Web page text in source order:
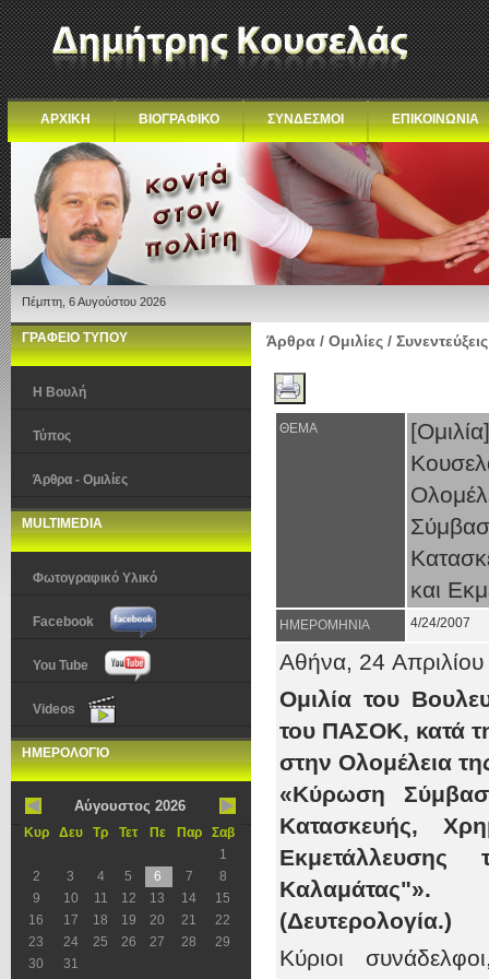
ΑΡΧΙΚΗ ΒΙΟΓΡΑΦΙΚΟ ΣΥΝΔΕΣΜΟΙ ΕΠΙΚΟΙΝΩΝΙΑ
Πέμπτη, 6 Αυγούστου 2026
ΓΡΑΦΕΙΟ ΤΥΠΟΥ
Η Βουλή
Τύπος
Άρθρα - Ομιλίες
MULTIMEDIA
Φωτογραφικό Υλικό
Facebook
You Tube
Videos
ΗΜΕΡΟΛΟΓΙΟ
Αύγουστος 2026
Κυρ Δευ Τρ Τετ Πε Παρ
Σαβ
1
2
3 4 5 6 7
8
9
10 11 12 13 14
15
16
17 18 19 20 21
22
23
24 25 26 27 28
29
30
31
Άρθρα / Ομιλίες / Συνεντεύξεις
ΘΕΜΑ
και
ΗΜΕΡΟΜΗΝΙΑ 4/24/2007
Αθήνα, 24
Ομιλία του
του ΠΑΣΟΚ, κατά
στην Ολομέλεια
«Κύρωση
Κατασκευής,
Εκμετάλλευσης
Καλαμάτας"».
(Δευτερολογία.)
Κύριοι